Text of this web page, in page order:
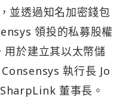
並透過知名加密錢包
領投的私募股權
於建立其以太幣儲
執行長 Jo
董事長。